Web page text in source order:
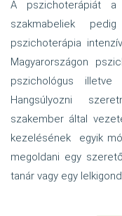
A pszichoterápiát a
szakmabeliek
pszichoterápia
Magyarországon
pszichológus illetve
Hangsúlyozni
szakember által
kezelésének egyik
megoldani egy
tanár vagy egy